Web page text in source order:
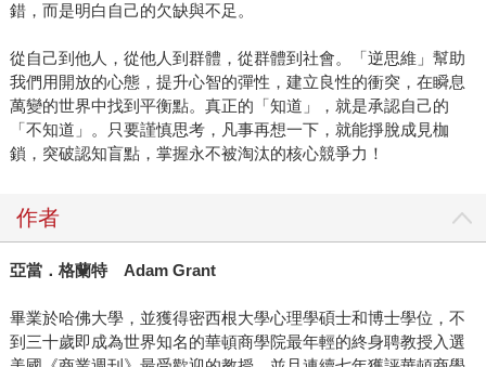
錯，而是明白自己的欠缺與不足。
從自己到他人，從他人到群體，從群體到社會。「逆思維」幫助
我們用開放的心態，提升心智的彈性，建立良性的衝突，在瞬息
萬變的世界中找到平衡點。真正的「知道」，就是承認自己的
「不知道」。只要謹慎思考，凡事再想一下，就能掙脫成見枷
鎖，突破認知盲點，掌握永不被淘汰的核心競爭力！
作者
亞當．格蘭特 Adam Grant
畢業於哈佛大學，並獲得密西根大學心理學碩士和博士學位，不
到三十歲即成為世界知名的華頓商學院最年輕的終身聘教授入選